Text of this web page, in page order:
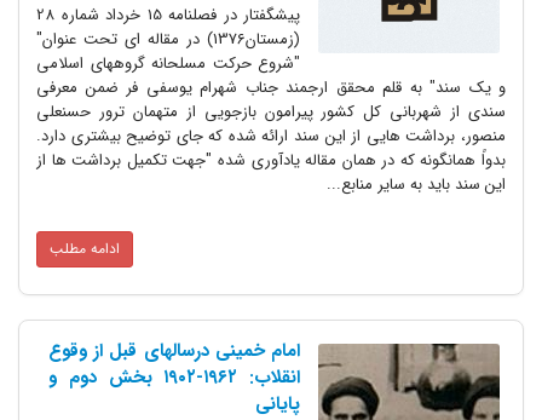
پیشگفتار در فصلنامه 15 خرداد شماره 28
(زمستان1376) در مقاله ای تحت عنوان"
"شروع حرکت مسلحانه گروههای اسلامی
و یک سند" به قلم محقق ارجمند جناب شهرام یوسفی فر ضمن معرفی
سندی از شهربانی کل کشور پیرامون بازجویی از متهمان ترور حسنعلی
منصور، برداشت هایی از این سند ارائه شده که جای توضیح بیشتری دارد.
بدواً همانگونه که در همان مقاله یادآوری شده "جهت تکمیل برداشت ها از
این سند باید به سایر منابع...
ادامه مطلب
امام خمینی درسالهای قبل از وقوع
انقلاب: ۱۹۶۲-۱۹۰۲ بخش دوم و
پایانی